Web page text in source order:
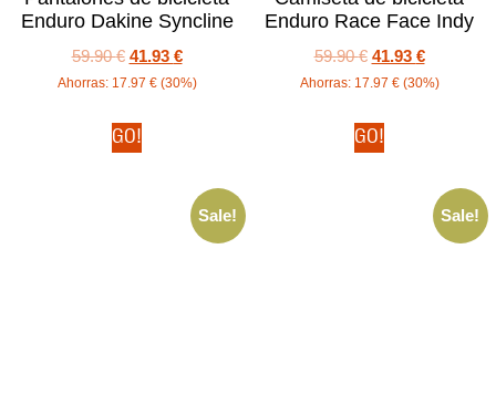
Enduro Dakine Syncline
59.90€ 41.93 €
Ahorras: 17.97 € (30%)
GO!
Enduro Race Face Indy
59.90€ 41.93 €
Ahorras: 17.97 € (30%)
GO!
Sale! Sale!